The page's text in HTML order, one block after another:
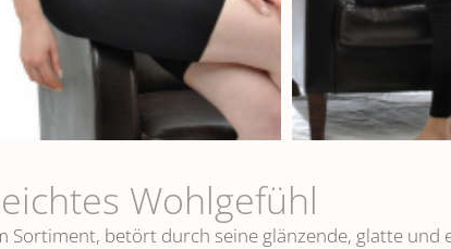
Wohlgefühl
Sortiment, betört durch seine glänzende, glatte und